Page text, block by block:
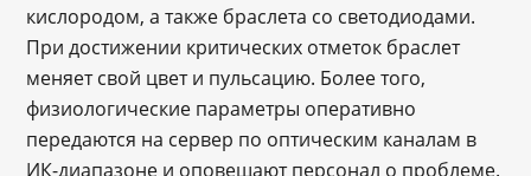
кислородом, а также браслета со светодиодами.
При достижении критических отметок браслет
меняет свой цвет и пульсацию. Более того,
физиологические параметры оперативно
передаются на сервер по оптическим каналам в
ИК-диапазоне и оповещают персонал о проблеме.